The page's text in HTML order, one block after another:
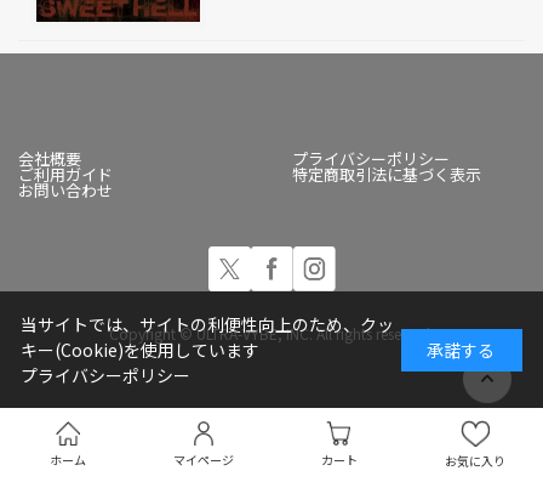
ホーム マイページ カート お気に入り
会社概要 プライバシーポリシー
ご利用ガイド 特定商取引法に基づく表示
お問い合わせ
Copyright © ULTRA-VYBE, INC. All rights reserved.
当サイトでは、サイトの利便性向上のため、クッ
キー(Cookie)を使用しています
プライバシーポリシー
承諾する